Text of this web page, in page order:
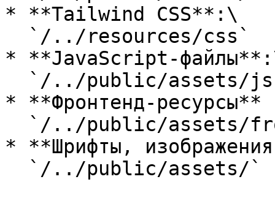
* **Tailwind CSS**:\
* **JavaScript-
* **Фронтенд-
* **Шрифты,